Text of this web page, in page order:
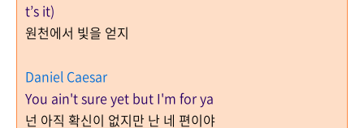
t’s it)
원천에서 빛을 얻지
Daniel Caesar
You ain't sure yet but I'm for ya
넌 아직 확신이 없지만 난 네 편이야